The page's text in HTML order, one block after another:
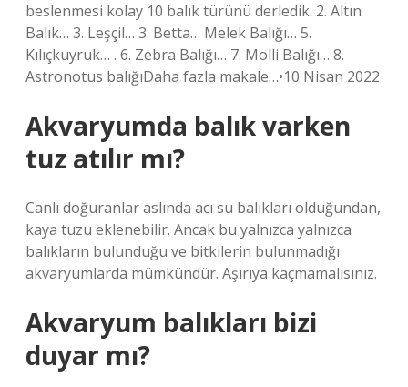
beslenmesi kolay 10 balık türünü derledik. 2. Altın
Balık… 3. Leşçil… 3. Betta… Melek Balığı… 5.
Kılıçkuyruk… . 6. Zebra Balığı… 7. Molli Balığı… 8.
Astronotus balığıDaha fazla makale…•10 Nisan 2022
Akvaryumda balık varken
tuz atılır mı?
Canlı doğuranlar aslında acı su balıkları olduğundan,
kaya tuzu eklenebilir. Ancak bu yalnızca yalnızca
balıkların bulunduğu ve bitkilerin bulunmadığı
akvaryumlarda mümkündür. Aşırıya kaçmamalısınız.
Akvaryum balıkları bizi
duyar mı?